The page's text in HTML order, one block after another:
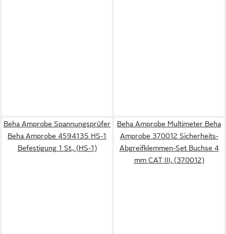
Beha Amprobe Spannungsprüfer
Beha Amprobe 4594135 HS-1
Befestigung 1 St., (HS-1)
Beha Amprobe Multimeter Beha
Amprobe 370012 Sicherheits-
Abgreifklemmen-Set Buchse 4
mm CAT III, (370012)